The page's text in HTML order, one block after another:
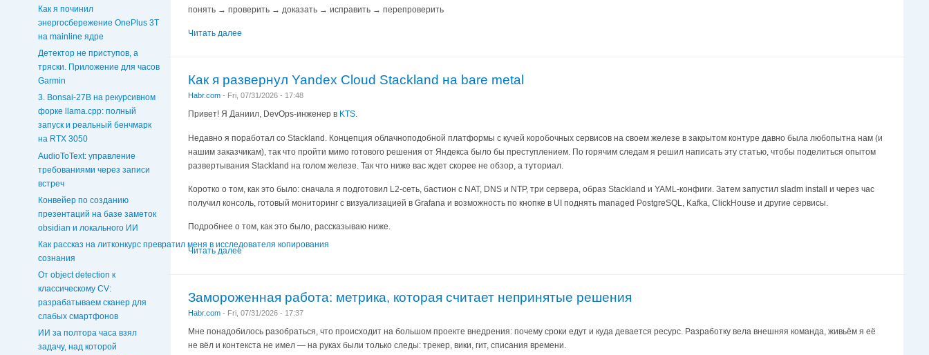
Как я починил
энергосбережение OnePlus 3T
на mainline ядре
Детектор не приступов, а
тряски. Приложение для часов
Garmin
3. Bonsai-27B на рекурсивном
форке llama.cpp: полный
запуск и реальный бенчмарк
на RTX 3050
AudioToText: управление
требованиями через записи
встреч
Конвейер по созданию
презентаций на базе заметок
obsidian и локального ИИ
Как рассказ на литконкурс превратил меня в исследователя копирования
сознания
От object detection к
классическому CV:
разрабатываем сканер для
слабых смартфонов
ИИ за полтора часа взял
задачу, над которой
понять → проверить → доказать → исправить → перепроверить
Читать далее
Как я развернул Yandex Cloud Stackland на bare metal
Habr.com - Fri, 07/31/2026 - 17:48
Привет! Я Даниил, DevOps-инженер в KTS.
Недавно я поработал со Stackland. Концепция облачноподобной платформы с кучей коробочных сервисов на своем железе в закрытом контуре давно была любопытна нам (и
нашим заказчикам), так что пройти мимо готового решения от Яндекса было бы преступлением. По горячим следам я решил написать эту статью, чтобы поделиться опытом
развертывания Stackland на голом железе. Так что ниже вас ждет скорее не обзор, а туториал.
Коротко о том, как это было: сначала я подготовил L2-сеть, бастион с NAT, DNS и NTP, три сервера, образ Stackland и YAML-конфиги. Затем запустил sladm install и через час
получил консоль, готовый мониторинг с визуализацией в Grafana и возможность по кнопке в UI поднять managed PostgreSQL, Kafka, ClickHouse и другие сервисы.
Подробнее о том, как это было, рассказываю ниже.
Читать далее
Замороженная работа: метрика, которая считает непринятые решения
Habr.com - Fri, 07/31/2026 - 17:37
Мне понадобилось разобраться, что происходит на большом проекте внедрения: почему сроки едут и куда девается ресурс. Разработку вела внешняя команда, живьём я её
не вёл и контекста не имел — на руках были только следы: трекер, вики, гит, списания времени.